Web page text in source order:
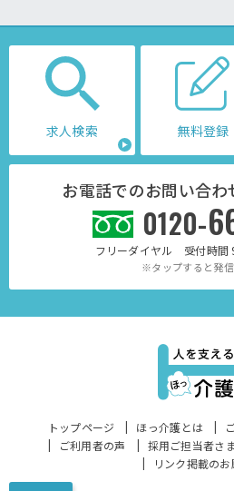
求人検索 無料登録
お電話でのお問い合わ
0120-
フリーダイヤル 受付時間
※タップすると発
トップページ ほっ介護とは
ご利用者の声
採用ご担当者さ
リンク掲載の